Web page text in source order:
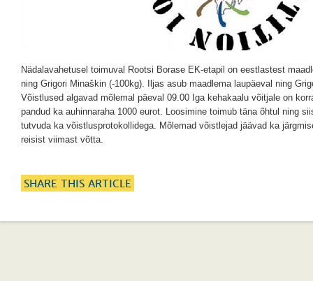
Nädalavahetusel toimuval Rootsi Borase EK-etapil on eestlastest
ning Grigori Minaškin (-100kg). Iljas asub maadlema laupäeval ning
Võistlused algavad mõlemal päeval 09.00 Iga kehakaalu võitjale on
pandud ka auhinnaraha 1000 eurot. Loosimine toimub täna õhtul ning
tutvuda ka võistlusprotokollidega. Mõlemad võistlejad jäävad ka
reisist viimast võtta.
SHARE THIS ARTICLE